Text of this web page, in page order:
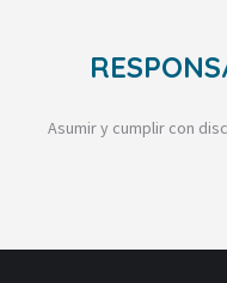
Asumir y cumplir con